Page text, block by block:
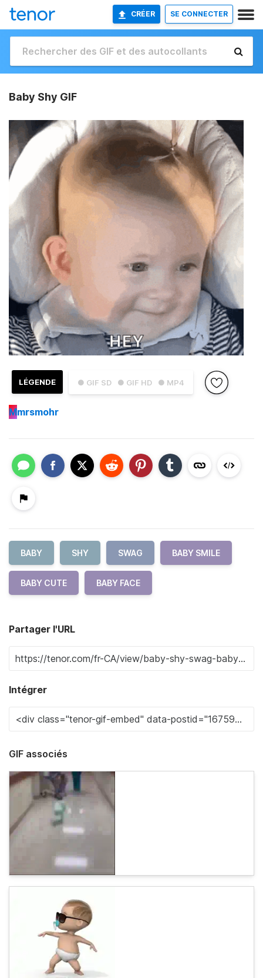
CRÉER SE CONNECTER
Baby Shy GIF
● GIF SD ● GIF HD ● MP4
LÉGENDE
Mmrsmohr
BABY SHY SWAG BABY SMILE
BABY CUTE BABY FACE
Partager l'URL
Intégrer
GIF associés